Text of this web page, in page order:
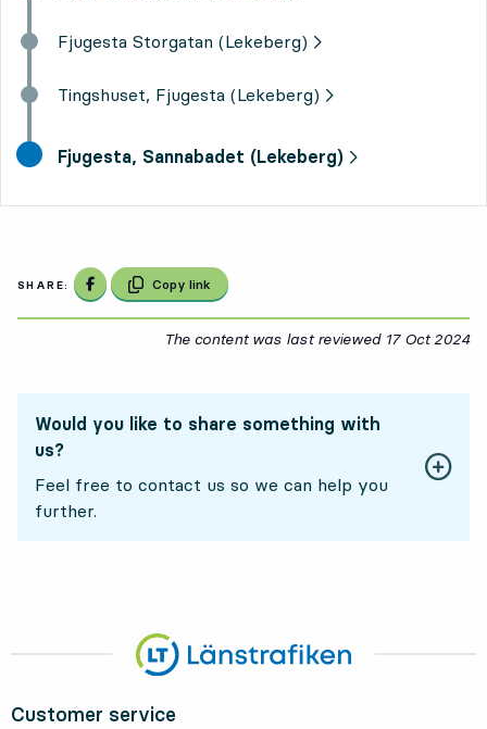
Fjugesta Storgatan (Lekeberg)
Tingshuset, Fjugesta (Lekeberg)
final destination,
Fjugesta, Sannabadet (Lekeberg)
SHARE: Share on Facebook
Copy link
The content was last reviewed 17 Oct 2024
Would you like to share something with
us?
Feel free to contact us so we can help you
further.
Customer service